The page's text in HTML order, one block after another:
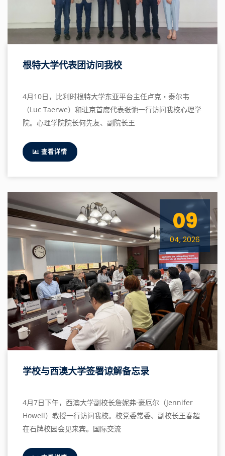
根特大学代表团访问我校
4月10日，比利时根特大学东亚平台主任卢克・泰尔韦
（Luc Taerwe）和驻京首席代表张弛一行访问我校心理学
院。心理学院院长何先友、副院长王
查看详情
09
04, 2026
学校与西澳大学签署谅解备忘录
4月7日下午，西澳大学副校长詹妮弗·豪厄尔（Jennifer
Howell）教授一行访问我校。校党委常委、副校长王春超
在石牌校园会见来宾。国际交流